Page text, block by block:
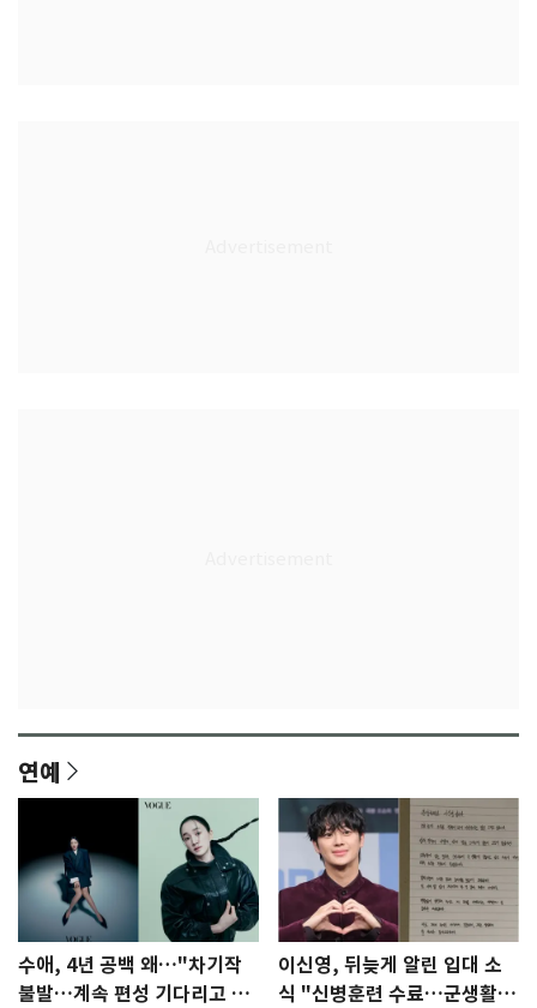
연예
수애, 4년 공백 왜…"차기작
불발…계속 편성 기다리고 있
이신영, 뒤늦게 알린 입대 소
식 "신병훈련 수료…군생활